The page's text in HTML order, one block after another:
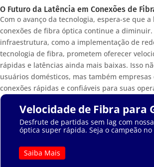
O Futuro da Latência em Conexões de
Com o avanço da tecnologia, espera-se que a
conexões de fibra óptica continue a diminuir.
infraestrutura, como a implementação de
tecnologia de fibra, prometem oferecer
rápidas e latências ainda mais baixas. Isso
usuários domésticos, mas também
conexões rápidas e confiáveis para suas
Velocidade de Fibra para
Desfrute de partidas sem lag com
óptica super rápida. Seja o campeão
Saiba Mais